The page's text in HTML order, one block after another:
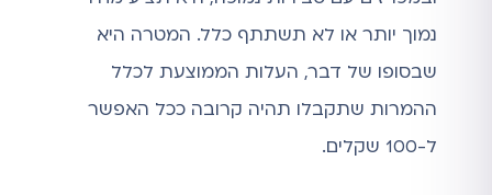
נמוך יותר או לא תשתתף כלל. המטרה היא
שבסופו של דבר, העלות הממוצעת לכלל
ההמרות שתקבלו תהיה קרובה ככל האפשר
ל-100 שקלים.